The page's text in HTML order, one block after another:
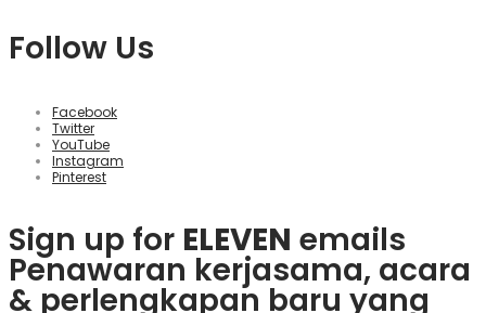
Follow Us
Facebook
Twitter
YouTube
Instagram
Pinterest
Sign up for ELEVEN emails
Penawaran kerjasama, acara
& perlengkapan baru yang